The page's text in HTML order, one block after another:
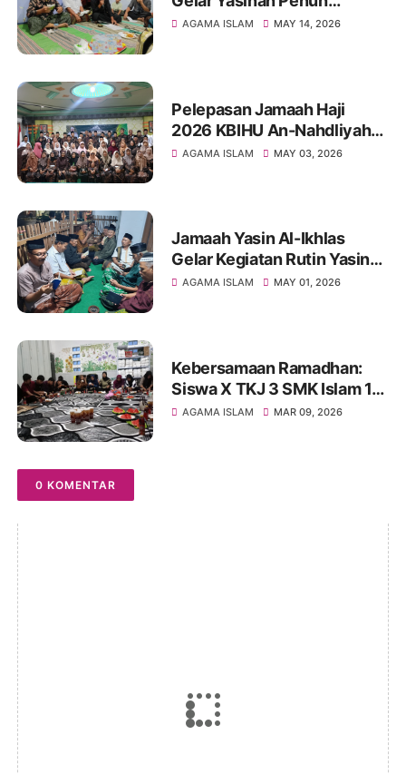
Khidmat, KH Sakrip Kupas
AGAMA ISLAM MAY 14, 2026
Pelepasan Jamaah Haji
2026 KBIHU An-Nahdliyah
Kota Blitar Berlangsung
AGAMA ISLAM MAY 03, 2026
Jamaah Yasin Al-Ikhlas
Gelar Kegiatan Rutin Yasin
dan Tahlil di Jl. Seruni
AGAMA ISLAM MAY 01, 2026
Kebersamaan Ramadhan:
Siswa X TKJ 3 SMK Islam 1
Blitar Gelar Buka Puasa
AGAMA ISLAM MAR 09, 2026
0 KOMENTAR